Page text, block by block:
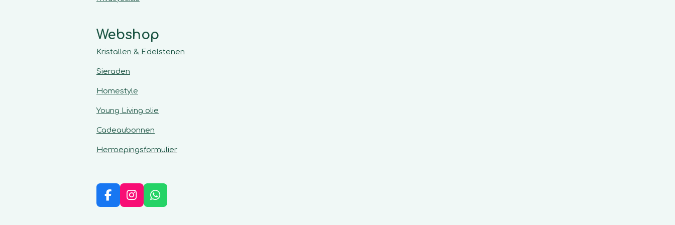
Webshop
Kristallen & Edelstenen
Sieraden
Homestyle
Young Living olie
Cadeaubonnen
Herroepingsformulier
F
a
I
n
W
h